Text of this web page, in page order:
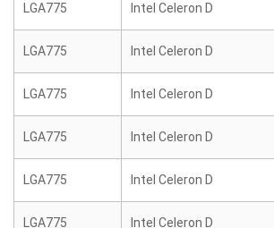
LGA775 Intel Celeron D
LGA775 Intel Celeron D
LGA775 Intel Celeron D
LGA775 Intel Celeron D
LGA775 Intel Celeron D
LGA775 Intel Celeron D